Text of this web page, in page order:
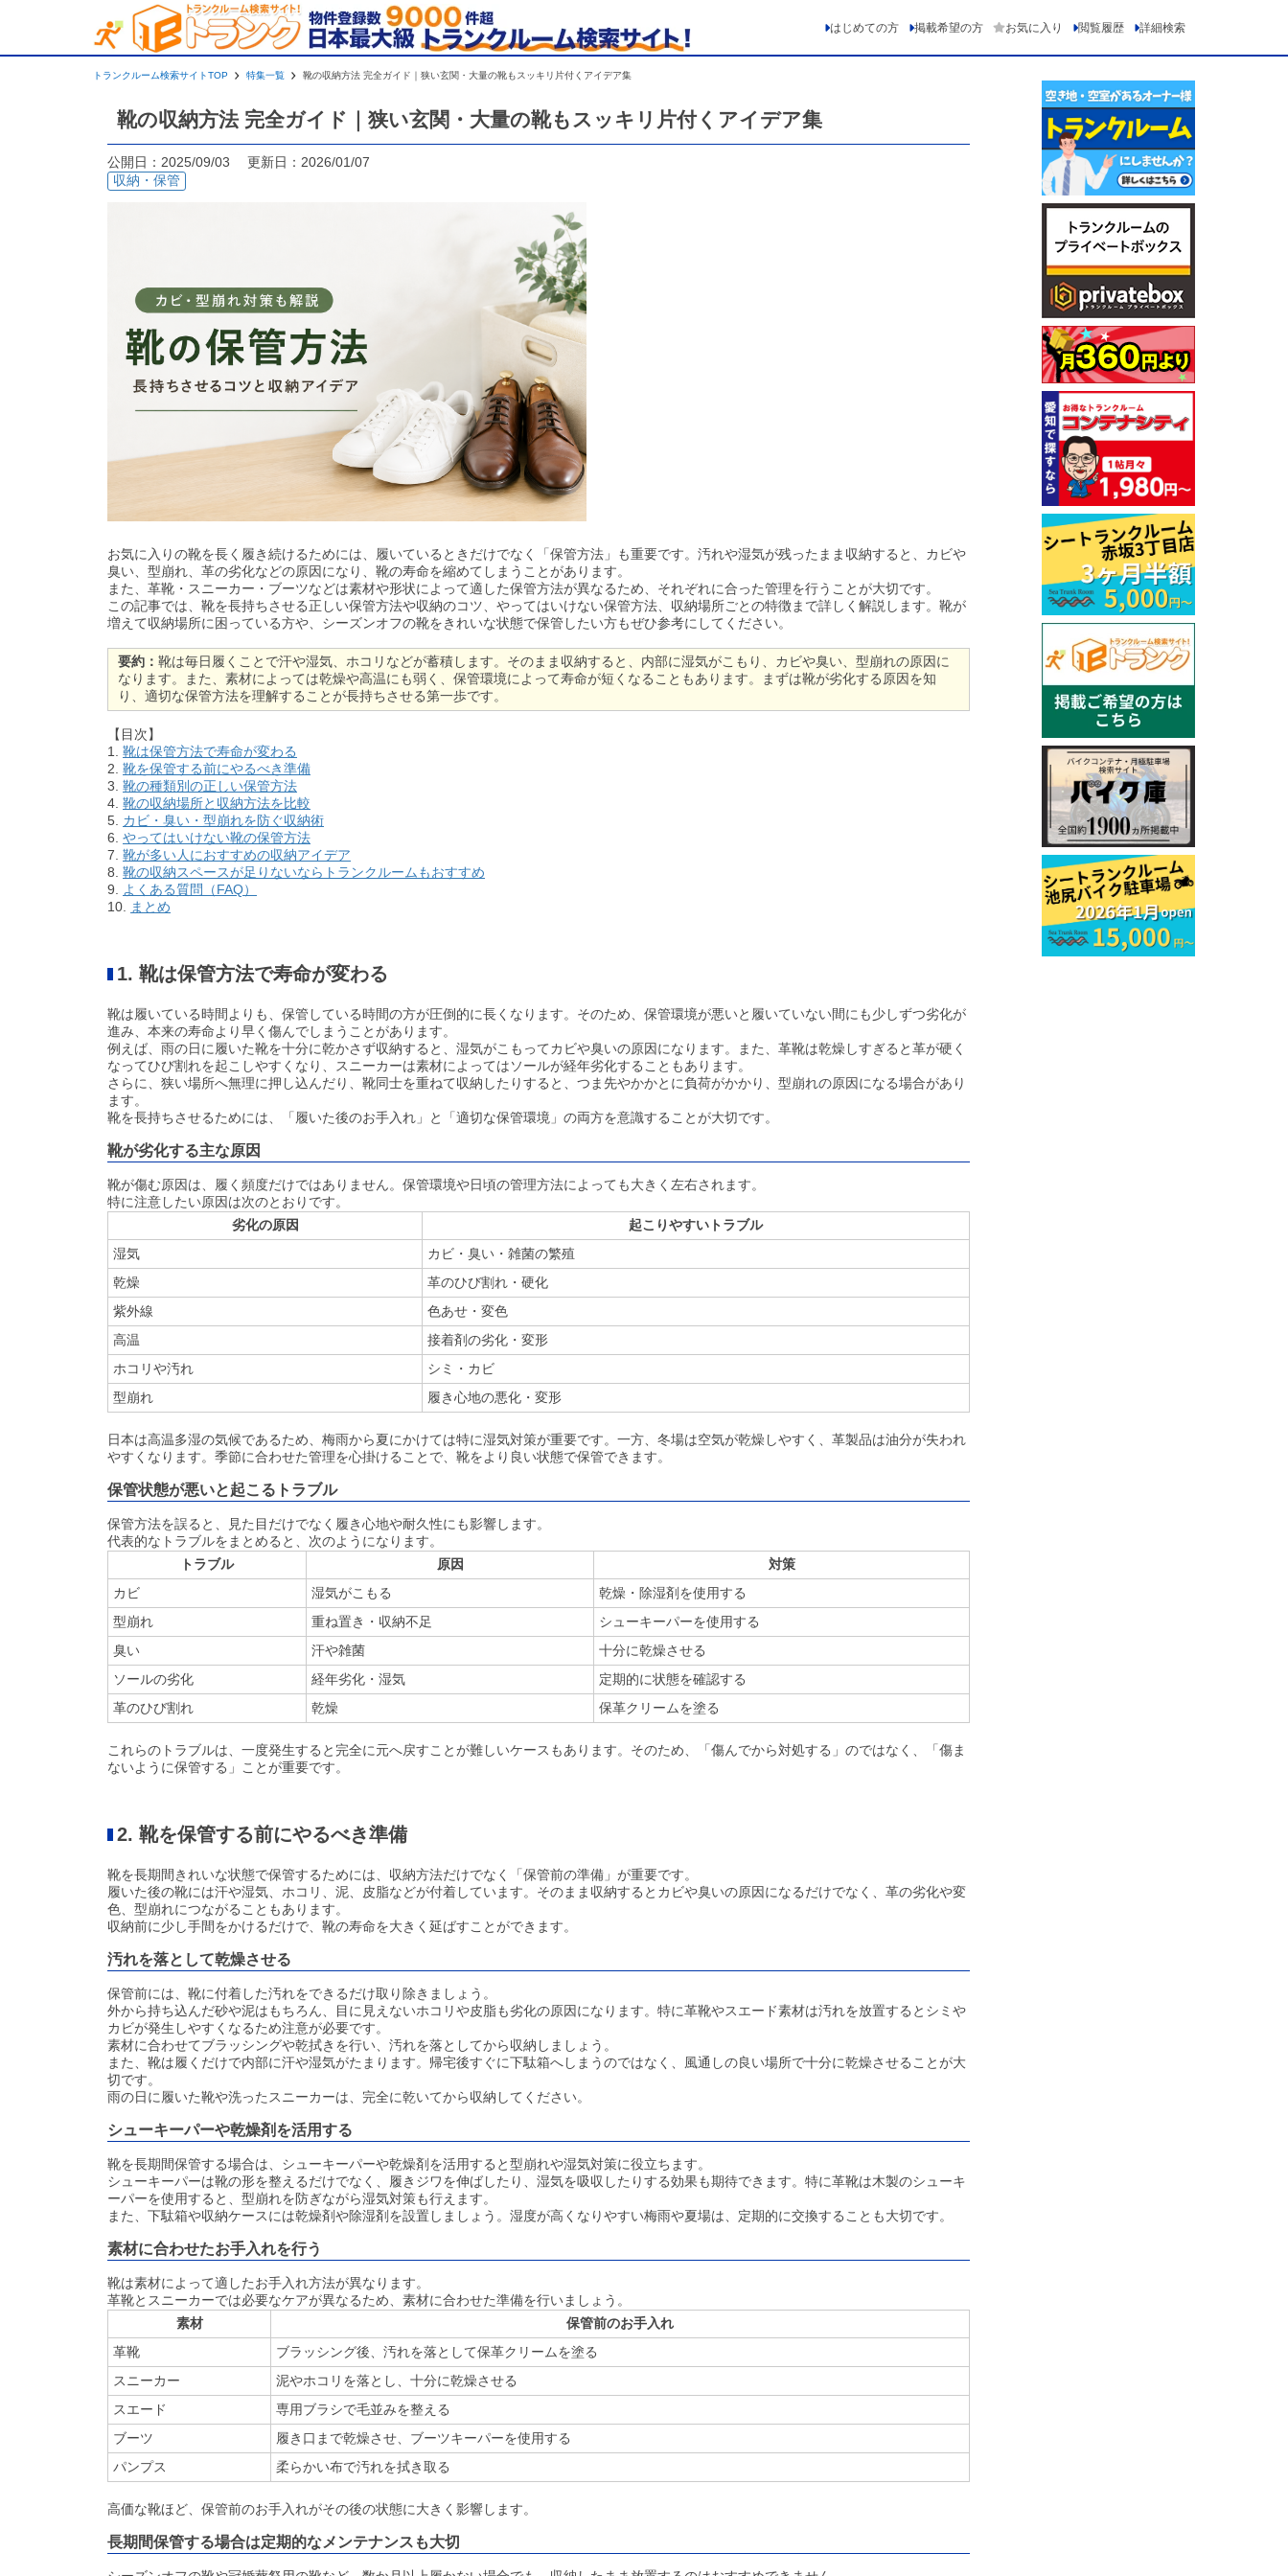
はじめての方 掲載希望の方 お気に入り 閲覧履歴 詳細検索
トランクルーム検索サイトTOP 特集一覧 靴の収納方法 完全ガイド｜狭い玄関・大量の靴もスッキリ片付くアイデア集
靴の収納方法 完全ガイド｜狭い玄関・大量の靴もスッキリ片付くアイデア集
公開日：2025/09/03 更新日：2026/01/07
収納・保管
お気に入りの靴を長く履き続けるためには、履いているときだけでなく「保管方法」も重要です。汚れや湿気が残ったまま収納すると、カビや
臭い、型崩れ、革の劣化などの原因になり、靴の寿命を縮めてしまうことがあります。
また、革靴・スニーカー・ブーツなどは素材や形状によって適した保管方法が異なるため、それぞれに合った管理を行うことが大切です。
この記事では、靴を長持ちさせる正しい保管方法や収納のコツ、やってはいけない保管方法、収納場所ごとの特徴まで詳しく解説します。靴が
増えて収納場所に困っている方や、シーズンオフの靴をきれいな状態で保管したい方もぜひ参考にしてください。
要約： 靴は毎日履くことで汗や湿気、ホコリなどが蓄積します。そのまま収納すると、内部に湿気がこもり、カビや臭い、型崩れの原因に
なります。また、素材によっては乾燥や高温にも弱く、保管環境によって寿命が短くなることもあります。まずは靴が劣化する原因を知
り、適切な保管方法を理解することが長持ちさせる第一歩です。
【目次】
1. 靴は保管方法で寿命が変わる
2. 靴を保管する前にやるべき準備
3. 靴の種類別の正しい保管方法
4. 靴の収納場所と収納方法を比較
5. カビ・臭い・型崩れを防ぐ収納術
6. やってはいけない靴の保管方法
7. 靴が多い人におすすめの収納アイデア
8. 靴の収納スペースが足りないならトランクルームもおすすめ
9.
よくある質問（FAQ）
10.
まとめ
1. 靴は保管方法で寿命が変わる
靴は履いている時間よりも、保管している時間の方が圧倒的に長くなります。そのため、保管環境が悪いと履いていない間にも少しずつ劣化が
進み、本来の寿命より早く傷んでしまうことがあります。
例えば、雨の日に履いた靴を十分に乾かさず収納すると、湿気がこもってカビや臭いの原因になります。また、革靴は乾燥しすぎると革が硬く
なってひび割れを起こしやすくなり、スニーカーは素材によってはソールが経年劣化することもあります。
さらに、狭い場所へ無理に押し込んだり、靴同士を重ねて収納したりすると、つま先やかかとに負荷がかかり、型崩れの原因になる場合があり
ます。
靴を長持ちさせるためには、「履いた後のお手入れ」と「適切な保管環境」の両方を意識することが大切です。
靴が劣化する主な原因
靴が傷む原因は、履く頻度だけではありません。保管環境や日頃の管理方法によっても大きく左右されます。
特に注意したい原因は次のとおりです。
劣化の原因
起こりやすいトラブル
湿気
カビ・臭い・雑菌の繁殖
乾燥
革のひび割れ・硬化
紫外線
色あせ・変色
高温
接着剤の劣化・変形
ホコリや汚れ
シミ・カビ
型崩れ
履き心地の悪化・変形
日本は高温多湿の気候であるため、梅雨から夏にかけては特に湿気対策が重要です。一方、冬場は空気が乾燥しやすく、革製品は油分が失われ
やすくなります。季節に合わせた管理を心掛けることで、靴をより良い状態で保管できます。
保管状態が悪いと起こるトラブル
保管方法を誤ると、見た目だけでなく履き心地や耐久性にも影響します。
代表的なトラブルをまとめると、次のようになります。
トラブル
原因
対策
カビ
湿気がこもる
乾燥・除湿剤を使用する
型崩れ
重ね置き・収納不足
シューキーパーを使用する
臭い
汗や雑菌
十分に乾燥させる
ソールの劣化
経年劣化・湿気
定期的に状態を確認する
革のひび割れ
乾燥 保革クリームを塗る
これらのトラブルは、一度発生すると完全に元へ戻すことが難しいケースもあります。そのため、「傷んでから対処する」のではなく、「傷ま
ないように保管する」ことが重要です。
2. 靴を保管する前にやるべき準備
靴を長期間きれいな状態で保管するためには、収納方法だけでなく「保管前の準備」が重要です。
履いた後の靴には汗や湿気、ホコリ、泥、皮脂などが付着しています。そのまま収納するとカビや臭いの原因になるだけでなく、革の劣化や変
色、型崩れにつながることもあります。
収納前に少し手間をかけるだけで、靴の寿命を大きく延ばすことができます。
汚れを落として乾燥させる
保管前には、靴に付着した汚れをできるだけ取り除きましょう。
外から持ち込んだ砂や泥はもちろん、目に見えないホコリや皮脂も劣化の原因になります。特に革靴やスエード素材は汚れを放置するとシミや
カビが発生しやすくなるため注意が必要です。
素材に合わせてブラッシングや乾拭きを行い、汚れを落としてから収納しましょう。
また、靴は履くだけで内部に汗や湿気がたまります。帰宅後すぐに下駄箱へしまうのではなく、風通しの良い場所で十分に乾燥させることが大
切です。
雨の日に履いた靴や洗ったスニーカーは、完全に乾いてから収納してください。
シューキーパーや乾燥剤を活用する
靴を長期間保管する場合は、シューキーパーや乾燥剤を活用すると型崩れや湿気対策に役立ちます。
シューキーパーは靴の形を整えるだけでなく、履きジワを伸ばしたり、湿気を吸収したりする効果も期待できます。特に革靴は木製のシューキ
ーパーを使用すると、型崩れを防ぎながら湿気対策も行えます。
また、下駄箱や収納ケースには乾燥剤や除湿剤を設置しましょう。湿度が高くなりやすい梅雨や夏場は、定期的に交換することも大切です。
素材に合わせたお手入れを行う
靴は素材によって適したお手入れ方法が異なります。
革靴とスニーカーでは必要なケアが異なるため、素材に合わせた準備を行いましょう。
素材
保管前のお手入れ
革靴
ブラッシング後、汚れを落として保革クリームを塗る
スニーカー
泥やホコリを落とし、十分に乾燥させる
スエード
専用ブラシで毛並みを整える
ブーツ
履き口まで乾燥させ、ブーツキーパーを使用する
パンプス
柔らかい布で汚れを拭き取る
高価な靴ほど、保管前のお手入れがその後の状態に大きく影響します。
長期間保管する場合は定期的なメンテナンスも大切